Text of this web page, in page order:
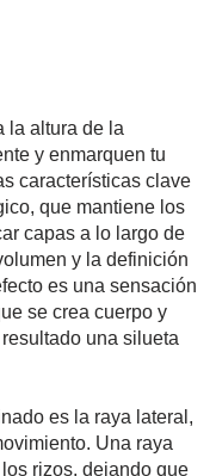
la altura de la
y enmarquen tu
características clave
que mantiene los
capas a lo largo de
y la definición
es una sensación
se crea cuerpo y
una silueta
es la raya lateral,
Una raya
rizos, dejando que